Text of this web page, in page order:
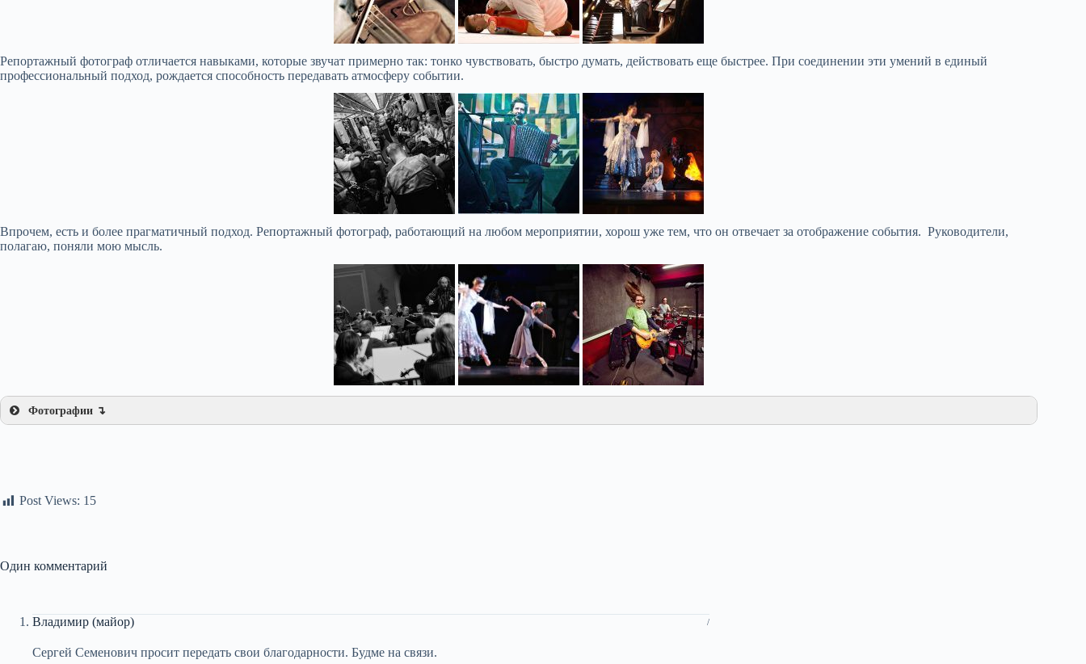
Большая часть участников теперешних митингов выходит «себя показать и людей
присутствие митинга в СМИ. Полагаю...
Репортажный фотограф отличается навыками, которые звучат примерно так: тонко чувствовать, быстро думать, действовать еще быстрее. При соединении эти умений в единый
профессиональный подход, рождается способность передавать атмосферу событии.
Впрочем, есть и более прагматичный подход. Репортажный фотограф, работающий на любом мероприятии, хорош уже тем, что он отвечает за отображение события. Руководители,
полагаю, поняли мою мысль.
Фотографии ↴
Post Views: 15
Один комментарий
Владимир (майор) /
Сергей Семенович просит передать свои благодарности. Будме на связи.